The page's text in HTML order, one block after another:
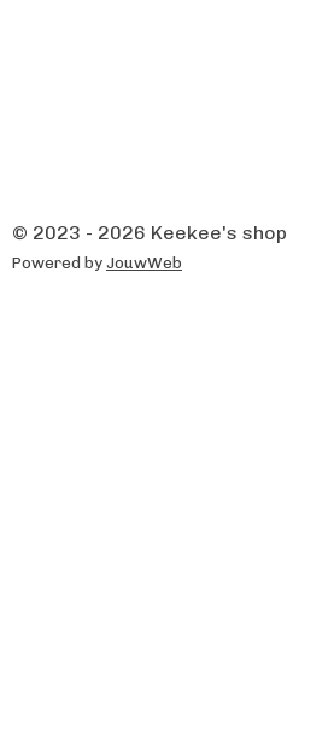
© 2023 - 2026 Keekee's shop
Powered byJouwWeb